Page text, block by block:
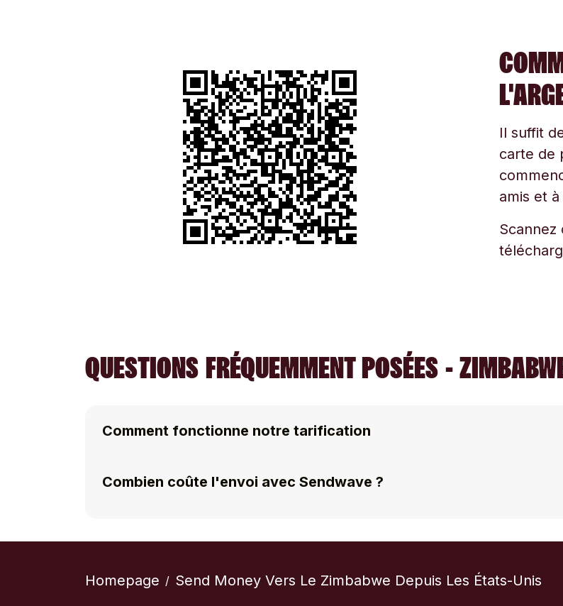
Il suffit
carte de
amis et
QUESTIONS FRÉQUEMMENT POSÉES -
Comment fonctionne notre tarification
Combien coûte l'envoi avec Sendwave ?
Homepage / Send Money Vers Le Zimbabwe Depuis Les États-Unis